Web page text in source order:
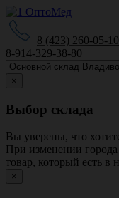
8 (423) 260-05-10
8-914-329-38-80
×
Выбор склада
Вы уверены, что
При изменении
товар, который есть в
×